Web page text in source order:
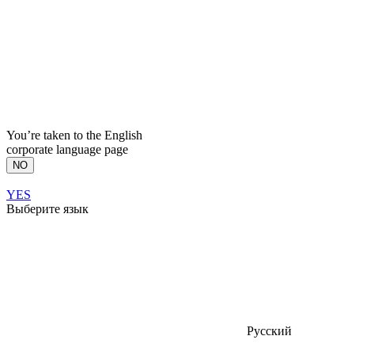
You’re taken to the English
corporate language page
NO
YES
Выберите язык
Русский